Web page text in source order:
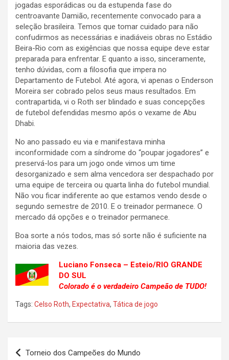
jogadas esporádicas ou da estupenda fase do
centroavante Damião, recentemente convocado para a
seleção brasileira. Temos que tomar cuidado para não
confudirmos as necessárias e inadiáveis obras no Estádio
Beira-Rio com as exigências que nossa equipe deve estar
preparada para enfrentar. E quanto a isso, sinceramente,
tenho dúvidas, com a filosofia que impera no
Departamento de Futebol. Até agora, vi apenas o Enderson
Moreira ser cobrado pelos seus maus resultados. Em
contrapartida, vi o Roth ser blindado e suas concepções
de futebol defendidas mesmo após o vexame de Abu
Dhabi.
No ano passado eu via e manifestava minha
inconformidade com a síndrome do “poupar jogadores” e
preservá-los para um jogo onde vimos um time
desorganizado e sem alma vencedora ser despachado por
uma equipe de terceira ou quarta linha do futebol mundial.
Não vou ficar indiferente ao que estamos vendo desde o
segundo semestre de 2010. E o treinador permanece. O
mercado dá opções e o treinador permanece.
Boa sorte a nós todos, mas só sorte não é suficiente na
maioria das vezes.
Luciano Fonseca – Esteio/RIO GRANDE
DO SUL
Colorado é o verdadeiro Campeão de TUDO!
Tags: Celso Roth, Expectativa, Tática de jogo
Navegação
Torneio dos Campeões do Mundo